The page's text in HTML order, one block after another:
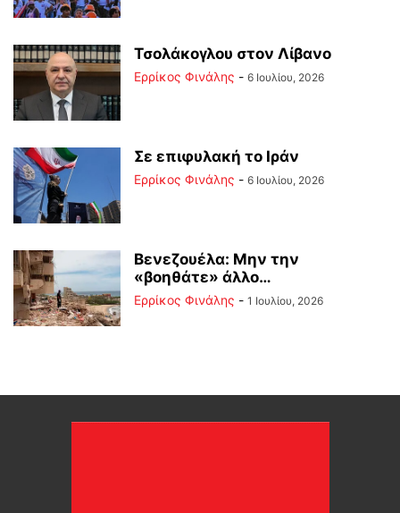
Τσολάκογλου στον Λίβανο
Ερρίκος Φινάλης - 6 Ιουλίου, 2026
Σε επιφυλακή το Ιράν
Ερρίκος Φινάλης - 6 Ιουλίου, 2026
Βενεζουέλα: Μην την
«βοηθάτε» άλλο…
Ερρίκος Φινάλης - 1 Ιουλίου, 2026